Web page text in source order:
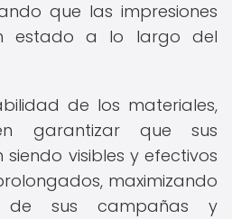
que las impresiones
estado a lo largo del
de los materiales,
garantizar que sus
siendo visibles y efectivos
maximizando
sus campañas y